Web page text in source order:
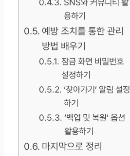
SNS와 커뮤니티 활
용하기
예방 조치를 통한 관리
방법 배우기
잠금 화면 비밀번호
설정하기
‘찾아가기’ 알림 설정
하기
‘백업 및 복원’ 옵션
활용하기
마지막으로 정리